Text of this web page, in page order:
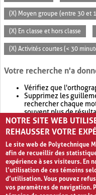
(X) Moyen groupe (entre 30 et
(X) En classe et hors classe
(X) Activités courtes (< 30
Votre recherche n'a
Vérifiez que
Supprimez les
rechercher chaque
souvent plus de
Envisagez d'élargir
retournera souvent
NOTRE SITE WEB
REHAUSSER VOTRE
Le site web de Polytechnique
afin de recueillir des
expérience à ses visiteurs. En
l’utilisation de ces témoins
d’utilisation. Vous pouvez
vos paramètres de navigation.